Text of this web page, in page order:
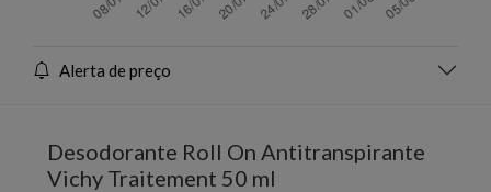
Alerta de preço
Desodorante Roll On Antitranspirante
Vichy Traitement 50 ml